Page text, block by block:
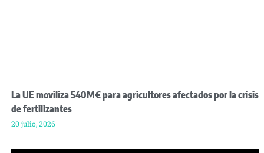
La UE moviliza 540M€ para agricultores afectados por la crisis
de fertilizantes
20 julio, 2026